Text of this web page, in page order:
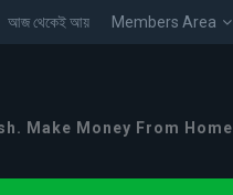
আজ থেকেই আয় Members Area
Make Money From Home